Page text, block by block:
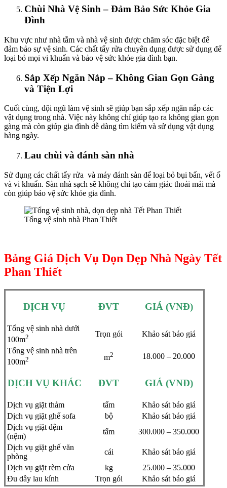
panel
panel
panel
panel
panel
panel
panel
panel
panel
panel
panel
panel
panel
panel
panel
satın al
panel
satın al
Panel
Chùi Nhà Vệ Sinh – Đảm Bảo Sức Khỏe Gia
Đình
Khu vực như nhà tắm và nhà vệ sinh được chăm sóc đặc biệt để
đảm bảo sự vệ sinh. Các chất tẩy rửa chuyên dụng được sử dụng để
loại bỏ mọi vi khuẩn và bảo vệ sức khỏe gia đình bạn.
Sắp Xếp Ngăn Nắp – Không Gian Gọn Gàng
và Tiện Lợi
Cuối cùng, đội ngũ làm vệ sinh sẽ giúp bạn sắp xếp ngăn nắp các
vật dụng trong nhà. Việc này không chỉ giúp tạo ra không gian gọn
gàng mà còn giúp gia đình dễ dàng tìm kiếm và sử dụng vật dụng
hàng ngày.
Lau chùi và đánh sàn nhà
Sử dụng các chất tẩy rửa và máy đánh sàn để loại bỏ bụi bẩn, vết ố
và vi khuẩn. Sàn nhà sạch sẽ không chỉ tạo cảm giác thoải mái mà
còn giúp bảo vệ sức khỏe gia đình.
Tổng vệ sinh nhà Phan Thiết
Bảng Giá Dịch Vụ Dọn Dẹp Nhà Ngày Tết
Phan Thiết
DỊCH VỤ ĐVT GIÁ (VNĐ)
Tổng vệ sinh nhà dưới
100m2 Trọn gói
Khảo sát báo giá
Tổng vệ sinh nhà trên
100m2 m2 18.000 – 20.000
DỊCH VỤ KHÁC ĐVT GIÁ (VNĐ)
Dịch vụ giặt thảm tấm
Khảo sát báo giá
Dịch vụ giặt ghế sofa
bộ
Khảo sát báo giá
Dịch vụ giặt đệm
(nệm)
tấm
300.000 – 350.000
Dịch vụ giặt ghế văn
phòng
cái
Khảo sát báo giá
Dịch vụ giặt rèm cửa
kg
25.000 – 35.000
Đu dây lau kính
Trọn gói Khảo sát báo giá